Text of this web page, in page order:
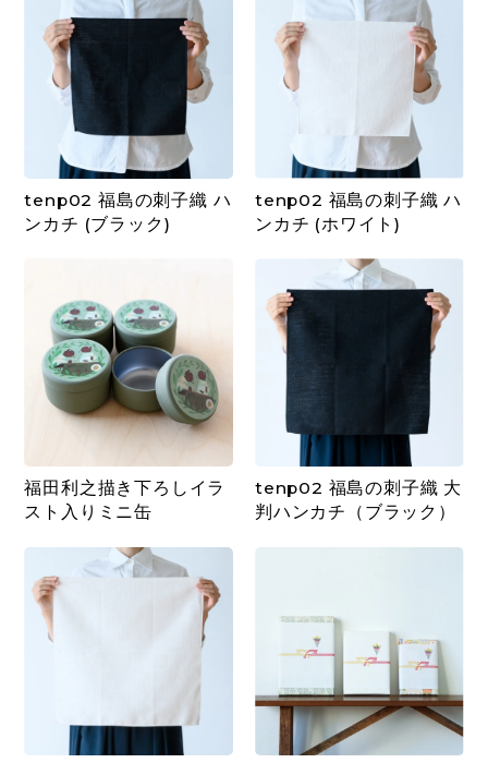
tenp02 福島の刺子織 ハ
ンカチ (ブラック)
tenp02 福島の刺子織 ハ
ンカチ (ホワイト)
福田利之描き下ろしイラ
スト入りミニ缶
tenp02 福島の刺子織 大
判ハンカチ（ブラック）